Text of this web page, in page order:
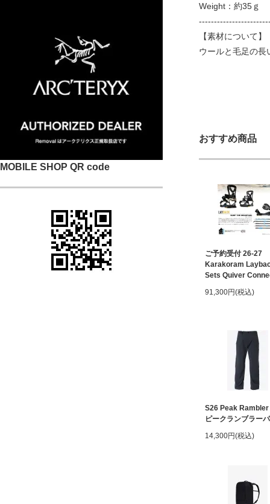
MOBILE SHOP QR code
Weight：約35ｇ
【素材について】
ウールと毛足の長
おすすめ商品
ご予約受付 26-27
Karakoram
Sets Quiver
91,300円(税込)
S26 Peak
ピークランブラー
14,300円(税込)